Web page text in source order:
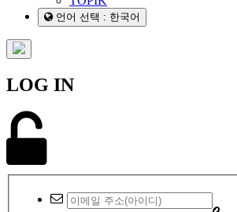
언어 선택 : 한국어
LOG IN